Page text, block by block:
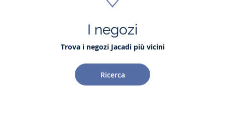
I negozi
Trova i negozi Jacadi più vicini
Ricerca